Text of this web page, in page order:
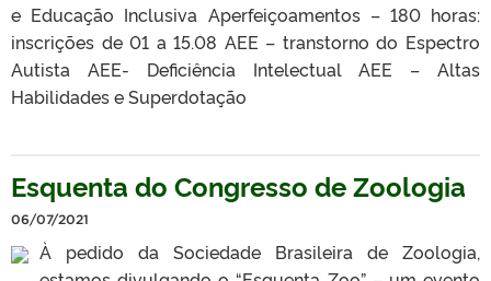
e Educação Inclusiva Aperfeiçoamentos – 180 horas:
inscrições de 01 a 15.08 AEE – transtorno do Espectro
Autista AEE- Deficiência Intelectual AEE – Altas
Habilidades e Superdotação
Esquenta do Congresso de Zoologia
06/07/2021
À pedido da Sociedade Brasileira de Zoologia,